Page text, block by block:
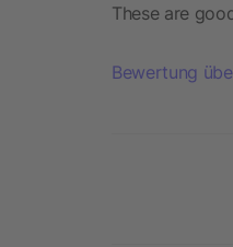
These are
Bewertung